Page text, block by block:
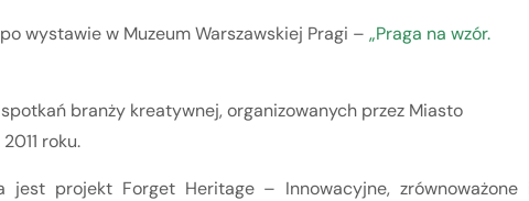
wystawie w Muzeum Warszawskiej Pragi – „Praga na wzór.
branży kreatywnej, organizowanych przez Miasto
roku.
jest projekt Forget Heritage – Innowacyjne, zrównoważone